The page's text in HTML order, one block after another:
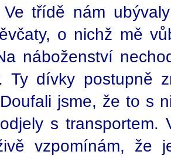
Ve třídě nám
o nichž mě
náboženství
Ty dívky postupně
jsme, že to s
s transportem.
vzpomínám, že